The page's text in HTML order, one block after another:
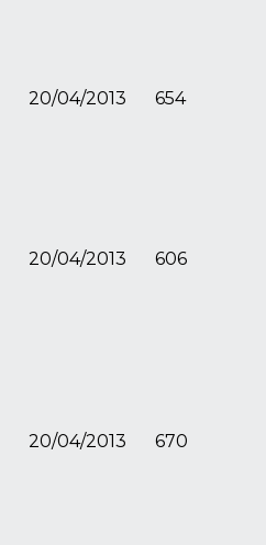
20/04/2013 654
20/04/2013 606
20/04/2013 670